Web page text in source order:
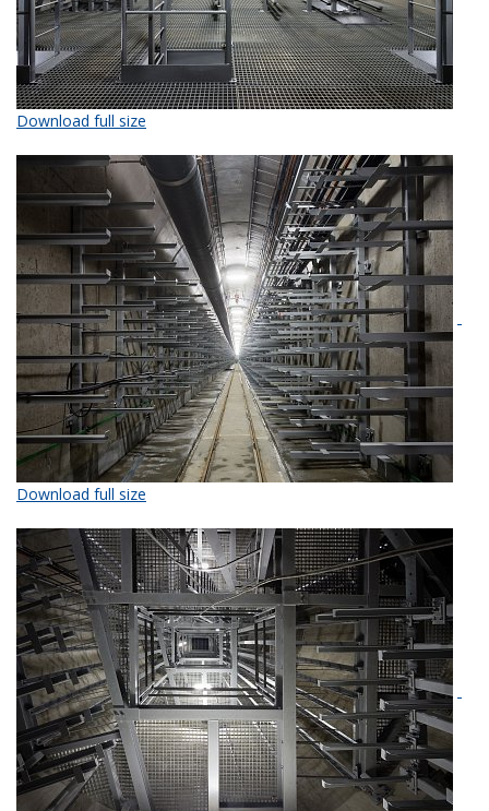
Download full size
Download full size